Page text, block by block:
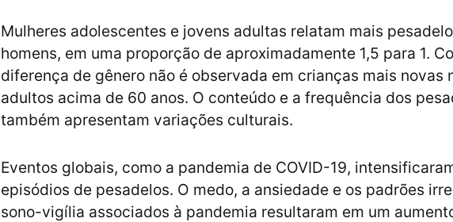
Mulheres adolescentes e jovens adultas relatam mais
homens, em uma proporção de aproximadamente 1,5 para 1.
diferença de gênero não é observada em crianças mais novas
adultos acima de 60 anos. O conteúdo e a frequência dos
também apresentam variações culturais.
Eventos globais, como a pandemia de COVID-19,
episódios de pesadelos. O medo, a ansiedade e os padrões
sono-vigília associados à pandemia resultaram em um